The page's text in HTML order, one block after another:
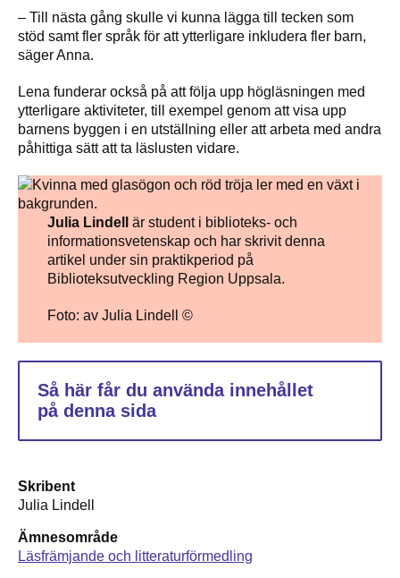
Skribent
Julia Lindell
Ämnesområde
Läsfrämjande och litteraturförmedling
– Till nästa gång skulle vi kunna lägga till tecken som
stöd samt fler språk för att ytterligare inkludera fler barn,
säger Anna.
Lena funderar också på att följa upp högläsningen med
ytterligare aktiviteter, till exempel genom att visa upp
barnens byggen i en utställning eller att arbeta med andra
påhittiga sätt att ta läslusten vidare.
Julia Lindell är student i biblioteks- och
informationsvetenskap och har skrivit denna
artikel under sin praktikperiod på
Biblioteksutveckling Region Uppsala.
Foto: av Julia Lindell ©
Så här får du använda innehållet
på denna sida